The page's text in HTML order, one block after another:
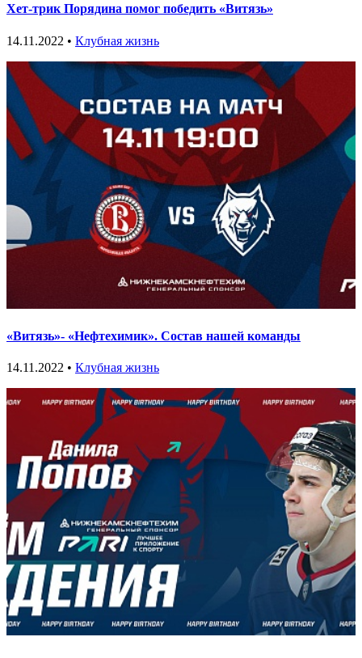
Хет-трик Порядина помог победить «Витязь»
14.11.2022 • Клубная жизнь
«Витязь»- «Нефтехимик». Состав нашей команды
14.11.2022 • Клубная жизнь